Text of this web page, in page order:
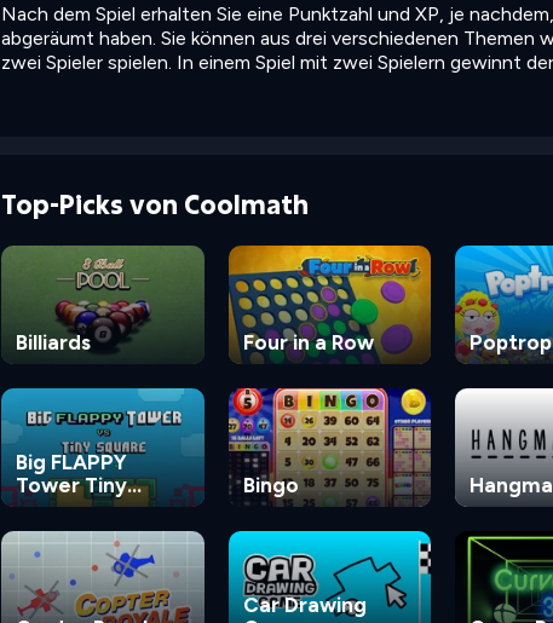
Nach dem Spiel erhalten Sie eine Punktzahl und XP, je
abgeräumt haben. Sie können aus drei verschiedenen Themen
zwei Spieler spielen. In einem Spiel mit zwei Spielern gewinnt
Top-Picks von Coolmath
Billiards Four in a Row
Big FLAPPY
Tower Tiny
Square
Bingo
Car Drawing